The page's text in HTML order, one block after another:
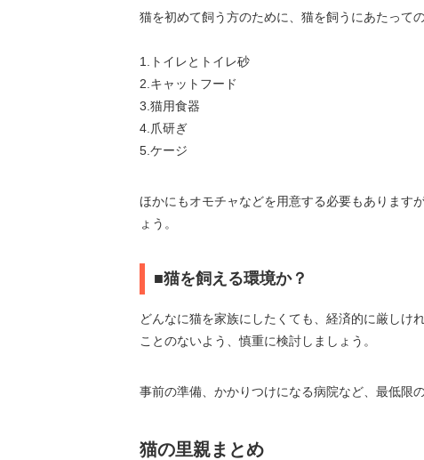
猫を初めて飼う方のために、猫を飼うにあたって
1.トイレとトイレ砂
2.キャットフード
3.猫用食器
4.爪研ぎ
5.ケージ
ほかにもオモチャなどを用意する必要もあります
ょう。
■猫を飼える環境か？
どんなに猫を家族にしたくても、経済的に厳しけ
ことのないよう、慎重に検討しましょう。
事前の準備、かかりつけになる病院など、最低限
猫の里親まとめ